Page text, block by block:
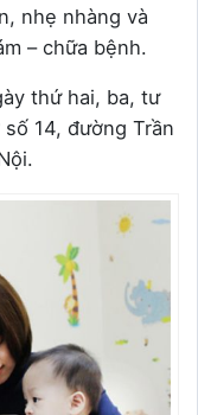
nhẹ nhàng và
– chữa bệnh.
thứ hai, ba, tư
14, đường Trần